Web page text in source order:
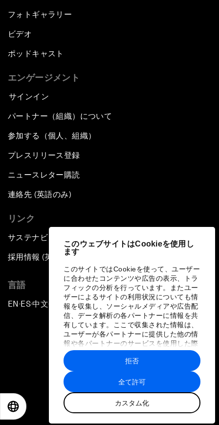
このウェブサイトはCookieを使用し
ます
このサイトではCookieを使って、ユーザー
に合わせたコンテンツや広告の表示、トラ
フィックの分析を行っています。またユー
ザーによるサイトの利用状況についても情
報を収集し、ソーシャルメディアや広告配
信、データ解析の各パートナーに情報を共
有しています。ここで収集された情報は、
ユーザーが各パートナーに提供した他の情
報や各パートナーのサービスを使用した際
に収集された情報と組み合わされ、各パー
トナーによって使用されることがありま
す。
全て許可
カスタム化
拒否
フォトギャラリー
ビデオ
ポッドキャスト
エンゲージメント
サインイン
パートナー（組織）について
参加する（個人、組織）
プレスリリース登録
ニュースレター購読
連絡先 (英語のみ)
リンク
サステナビリティへの取り組み
採用情報 (英語のみ)
言語
EN ▪ES▪中文▪ 日本語
プライバシーポリシーと利用規約
サイトマップ
©
世界経済フォーラム